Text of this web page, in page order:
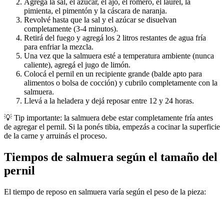
pimienta, el pimentón y la cáscara de naranja.
Revolvé hasta que la sal y el azúcar se disuelvan
completamente (3-4 minutos).
Retirá del fuego y agregá los 2 litros restantes de agua fría
para enfriar la mezcla.
Una vez que la salmuera esté a temperatura ambiente (nunca
caliente), agregá el jugo de limón.
Colocá el pernil en un recipiente grande (balde apto para
alimentos o bolsa de cocción) y cubrilo completamente con la
salmuera.
Llevá a la heladera y dejá reposar entre 12 y 24 horas.
💡 Tip importante: la salmuera debe estar completamente fría antes
de agregar el pernil. Si la ponés tibia, empezás a cocinar la superficie
de la carne y arruinás el proceso.
Tiempos de salmuera según el tamaño del
pernil
El tiempo de reposo en salmuera varía según el peso de la pieza: